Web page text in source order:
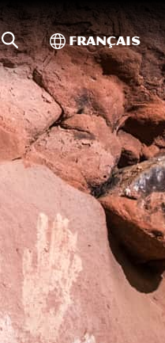
Recherche sur le
Basculer
Français